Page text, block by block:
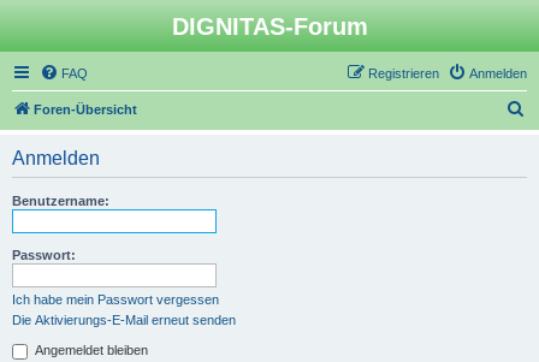
DIGNITAS-Forum
FAQ Anmelden
Registrieren
Foren-Übersicht
Anmelden
Benutzername:
Passwort:
Ich habe mein Passwort vergessen
Die Aktivierungs-E-Mail erneut senden
Angemeldet bleiben